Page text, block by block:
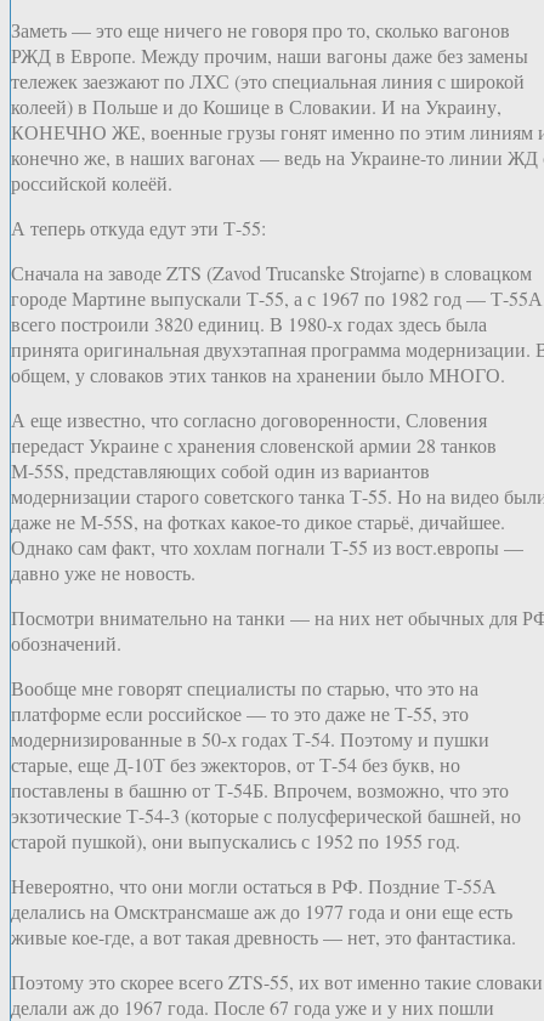
Заметь — это еще ничего не говоря про то, сколько вагонов
РЖД в Европе. Между прочим, наши вагоны даже без замены
тележек заезжают по ЛХС (это специальная линия с широкой
колеей) в Польше и до Кошице в Словакии. И на Украину,
КОНЕЧНО ЖЕ, военные грузы гонят именно по этим линиям
конечно же, в наших вагонах — ведь на Украине-то линии ЖД
российской колеёй.
А теперь откуда едут эти Т-55:
Сначала на заводе ZTS (Zavod Trucanske Strojarne) в словацком
городе Мартине выпускали Т-55, а с 1967 по 1982 год — Т-
всего построили 3820 единиц. В 1980-х годах здесь была
принята оригинальная двухэтапная программа модернизации.
общем, у словаков этих танков на хранении было МНОГО.
А еще известно, что согласно договоренности, Словения
передаст Украине с хранения словенской армии 28 танков
М-55S, представляющих собой один из вариантов
модернизации старого советского танка Т-55. Но на видео
даже не М-55S, на фотках какое-то дикое старьё, дичайшее.
Однако сам факт, что хохлам погнали Т-55 из вост.европы —
давно уже не новость.
Посмотри внимательно на танки — на них нет обычных для
обозначений.
Вообще мне говорят специалисты по старью, что это на
платформе если российское — то это даже не Т-55, это
модернизированные в 50-х годах Т-54. Поэтому и пушки
старые, еще Д-10Т без эжекторов, от Т-54 без букв, но
поставлены в башню от Т-54Б. Впрочем, возможно, что это
экзотические Т-54-3 (которые с полусферической башней, но
старой пушкой), они выпускались с 1952 по 1955 год.
Невероятно, что они могли остаться в РФ. Поздние Т-55А
делались на Омсктрансмаше аж до 1977 года и они еще есть
живые кое-где, а вот такая древность — нет, это фантастика.
Поэтому это скорее всего ZTS-55, их вот именно такие словаки
делали аж до 1967 года. После 67 года уже и у них пошли